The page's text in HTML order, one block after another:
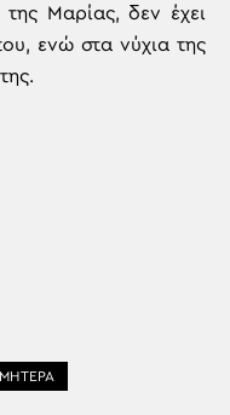
Μαρίας, δεν έχει
ενώ στα νύχια της
ΜΗΤΕΡΑ